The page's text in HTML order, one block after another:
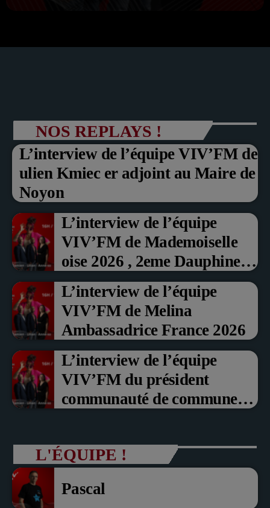
NOS REPLAYS !
L’interview de l’équipe VIV’FM de
ulien Kmiec er adjoint au Maire de
Noyon
L’interview de l’équipe
VIV’FM de Mademoiselle
oise 2026 , 2eme Dauphine et
Prix du Public , Marche aux
fruits rouge Noyon 2026
L’interview de l’équipe
VIV’FM de Melina
Ambassadrice France 2026
L’interview de l’équipe
VIV’FM du président
communauté de communes
président com de com
L'ÉQUIPE !
Pascal